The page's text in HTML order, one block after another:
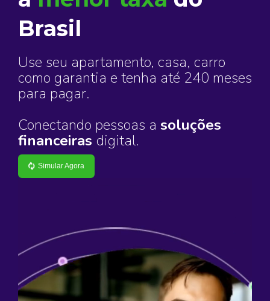
Brasil
Use seu apartamento, casa, carro
como garantia e tenha até 240 meses
para pagar.
Conectando pessoas a soluções
financeiras digital.
Simular Agora